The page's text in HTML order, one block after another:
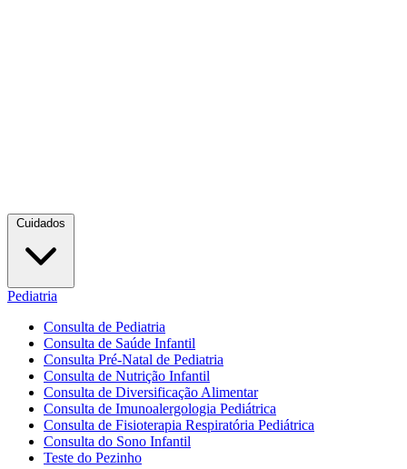
Pediatria
Consulta de Pediatria
Consulta de Saúde Infantil
Consulta Pré-Natal de Pediatria
Consulta de Nutrição Infantil
Consulta de Diversificação Alimentar
Consulta de Imunoalergologia Pediátrica
Consulta de Fisioterapia Respiratória Pediátrica
Consulta do Sono Infantil
Teste do Pezinho